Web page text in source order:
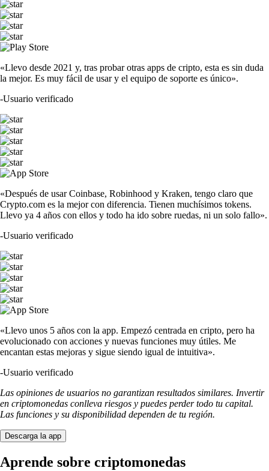
«Llevo desde 2021 y, tras probar otras apps de cripto, esta es sin duda
la mejor. Es muy fácil de usar y el equipo de soporte es único».
-Usuario verificado
«Después de usar Coinbase, Robinhood y Kraken, tengo claro que
Crypto.com es la mejor con diferencia. Tienen muchísimos tokens.
Llevo ya 4 años con ellos y todo ha ido sobre ruedas, ni un solo fallo».
-Usuario verificado
«Llevo unos 5 años con la app. Empezó centrada en cripto, pero ha
evolucionado con acciones y nuevas funciones muy útiles. Me
encantan estas mejoras y sigue siendo igual de intuitiva».
-Usuario verificado
Las opiniones de usuarios no garantizan resultados similares. Invertir
en criptomonedas conlleva riesgos y puedes perder todo tu capital.
Las funciones y su disponibilidad dependen de tu región.
Descarga la app
Aprende sobre criptomonedas